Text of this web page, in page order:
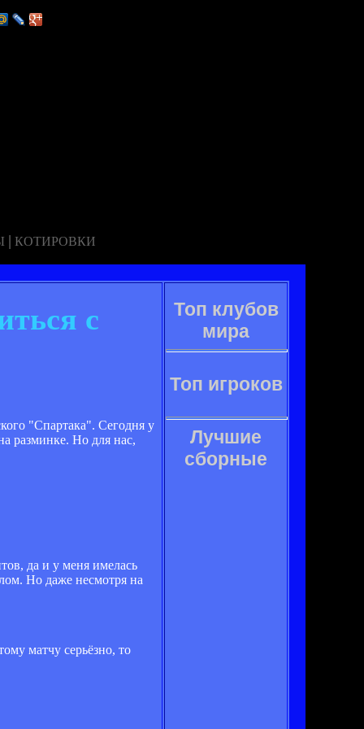
| КОТИРОВКИ
с
"Спартака". Сегодня у
разминке. Но для нас,
да и у меня имелась
Но даже несмотря на
матчу серьёзно, то
Топ клубов
мира
Топ игроков
Лучшие
сборные